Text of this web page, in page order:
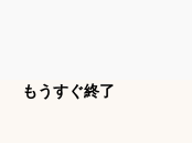
もうすぐ終了